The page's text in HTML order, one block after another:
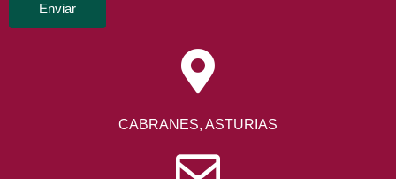
Enviar
CABRANES, ASTURIAS